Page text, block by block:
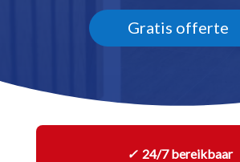
Gratis offerte
✓24/7 bereikbaar